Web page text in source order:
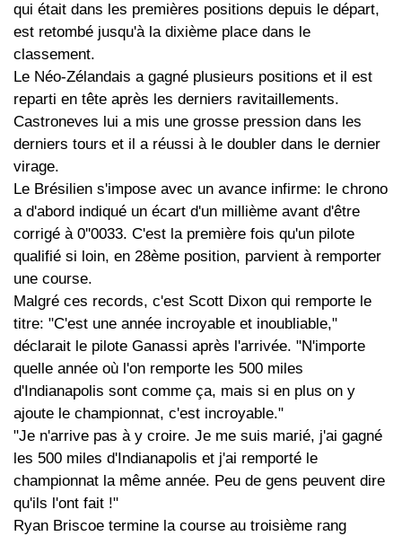
qui était dans les premières positions depuis le départ,
est retombé jusqu'à la dixième place dans le
classement.
Le Néo-Zélandais a gagné plusieurs positions et il est
reparti en tête après les derniers ravitaillements.
Castroneves lui a mis une grosse pression dans les
derniers tours et il a réussi à le doubler dans le dernier
virage.
Le Brésilien s'impose avec un avance infirme: le chrono
a d'abord indiqué un écart d'un millième avant d'être
corrigé à 0''0033. C'est la première fois qu'un pilote
qualifié si loin, en 28ème position, parvient à remporter
une course.
Malgré ces records, c'est Scott Dixon qui remporte le
titre: "C'est une année incroyable et inoubliable,"
déclarait le pilote Ganassi après l'arrivée. "N'importe
quelle année où l'on remporte les 500 miles
d'Indianapolis sont comme ça, mais si en plus on y
ajoute le championnat, c'est incroyable."
"Je n'arrive pas à y croire. Je me suis marié, j'ai gagné
les 500 miles d'Indianapolis et j'ai remporté le
championnat la même année. Peu de gens peuvent dire
qu'ils l'ont fait !"
Ryan Briscoe termine la course au troisième rang